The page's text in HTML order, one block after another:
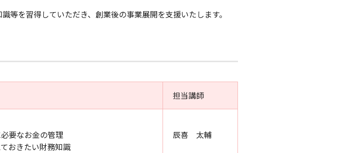
等を習得していただき、創業後の事業展開を支援いたします。
担当講師
必要なお金の管理
ておきたい財務知識
辰喜 太輔